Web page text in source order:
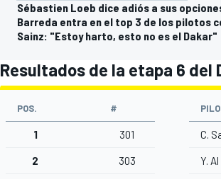
Sébastien Loeb dice adiós a sus
Barreda entra en el top 3 de los pilotos
Sainz: "Estoy harto, esto no es el Dakar"
Resultados de la etapa 6 del
POS. #
1 301 C.
2 303 Y.